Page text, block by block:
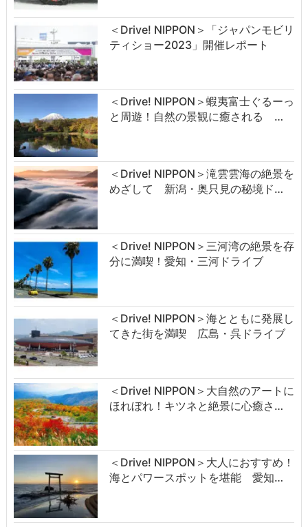
＜Drive! NIPPON＞「ジャパンモビリ
ティショー2023」開催レポート
＜Drive! NIPPON＞蝦夷富士ぐるーっ
と周遊！自然の景観に癒される …
＜Drive! NIPPON＞滝雲雲海の絶景を
めざして 新潟・奥只見の秘境ド…
＜Drive! NIPPON＞三河湾の絶景を存
分に満喫！愛知・三河ドライブ
＜Drive! NIPPON＞海とともに発展し
てきた街を満喫 広島・呉ドライブ
＜Drive! NIPPON＞大自然のアートに
ほれぼれ！キツネと絶景に心癒さ…
＜Drive! NIPPON＞大人におすすめ！
海とパワースポットを堪能 愛知…